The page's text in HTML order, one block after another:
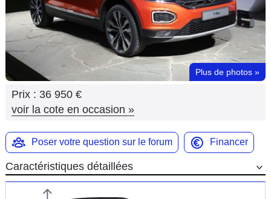
Services
Forum
Moto
Marques
Plus de photos »
Prix : 36 950 €
voir la cote en occasion »
Poser votre question sur le forum Financer
Caractéristiques détaillées